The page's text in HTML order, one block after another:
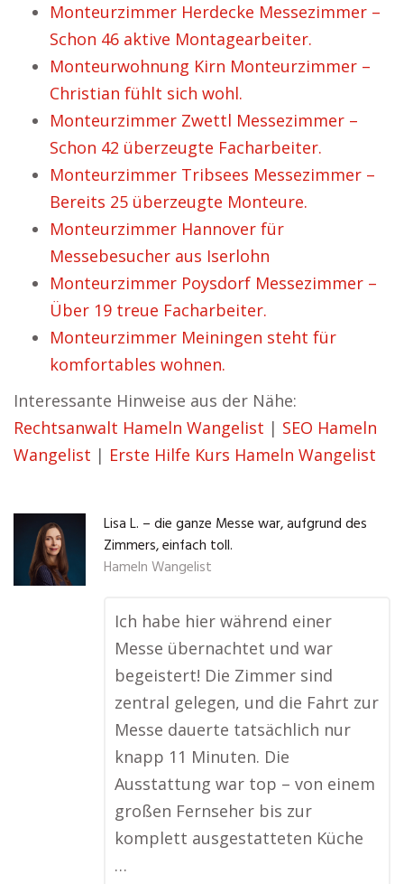
Monteurzimmer Herdecke Messezimmer –
Schon 46 aktive Montagearbeiter.
Monteurwohnung Kirn Monteurzimmer –
Christian fühlt sich wohl.
Monteurzimmer Zwettl Messezimmer –
Schon 42 überzeugte Facharbeiter.
Monteurzimmer Tribsees Messezimmer –
Bereits 25 überzeugte Monteure.
Monteurzimmer Hannover für
Messebesucher aus Iserlohn
Monteurzimmer Poysdorf Messezimmer –
Über 19 treue Facharbeiter.
Monteurzimmer Meiningen steht für
komfortables wohnen.
Interessante Hinweise aus der Nähe:
Rechtsanwalt Hameln Wangelist | SEO Hameln
Wangelist | Erste Hilfe Kurs Hameln Wangelist
Lisa L. – die ganze Messe war, aufgrund des
Zimmers, einfach toll.
Hameln Wangelist
Ich habe hier während einer
Messe übernachtet und war
begeistert! Die Zimmer sind
zentral gelegen, und die Fahrt zur
Messe dauerte tatsächlich nur
knapp 11 Minuten. Die
Ausstattung war top – von einem
großen Fernseher bis zur
komplett ausgestatteten Küche
…